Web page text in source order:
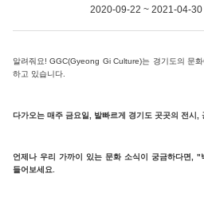
2020-09-22 ~ 2021-04-30
알려줘요! GGC(Gyeong Gi Culture)는 경기도의 문
하고 있습니다.
다가오는 매주 금요일, 발빠르게 경기도 곳곳의 전시,
언제나 우리 가까이 있는 문화 소식이 궁금하다면,
들어보세요.